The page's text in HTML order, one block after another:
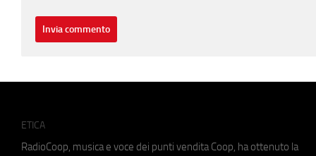
ETICA
RadioCoop, musica e voce dei punti vendita Coop, ha ottenuto la